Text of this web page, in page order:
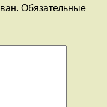
Обязательные